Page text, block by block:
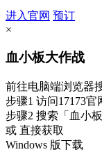
进入官网 预订
×
血小板大作战
前往电脑端浏览器
步骤1 访问17173官
步骤2 搜索 「血小
或 直接获取
Windows 版下载